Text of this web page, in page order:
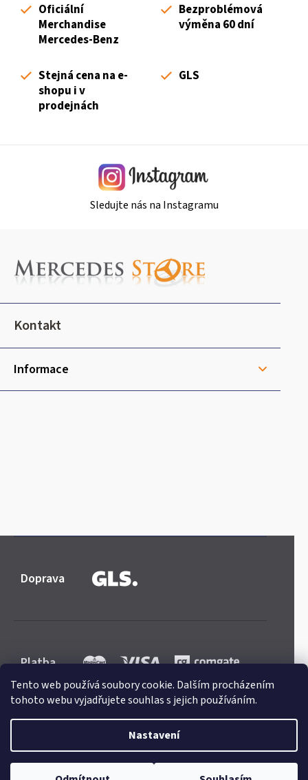
Tento web používá soubory cookie. Dalším procházením
tohoto webu vyjadřujete souhlas s jejich používáním.
Nastavení
v
ý
p
s
Oficiální
Merchandise
Mercedes-Benz
Bezproblémová
výměna 60 dní
Stejná cena na e-
shopu i v
prodejnách
GLS
Sledujte nás na Instagramu
a
í
Kontakt
Informace
Doprava
Platba
Shoptet |mime digital
Mercedes-store.com